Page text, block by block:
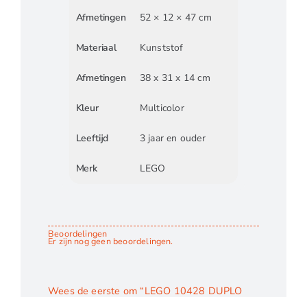
Afmetingen 52 × 12 × 47 cm
Materiaal Kunststof
Afmetingen 38 x 31 x 14 cm
Kleur Multicolor
Leeftijd 3 jaar en ouder
Merk LEGO
Beoordelingen
Er zijn nog geen beoordelingen.
Wees de eerste om “LEGO 10428 DUPLO